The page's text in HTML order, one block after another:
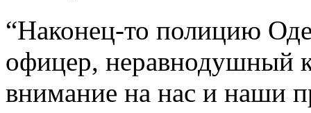
“Наконец-то полицию
офицер, неравнодушный
внимание на нас и наши